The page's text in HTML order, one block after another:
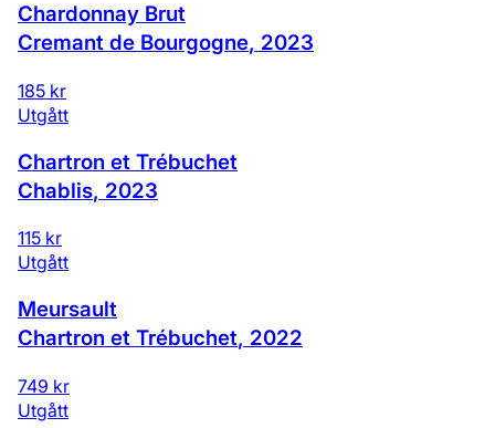
Chardonnay Brut
Cremant de Bourgogne, 2023
185 kr
Utgått
Chartron et Trébuchet
Chablis, 2023
115 kr
Utgått
Meursault
Chartron et Trébuchet, 2022
749 kr
Utgått